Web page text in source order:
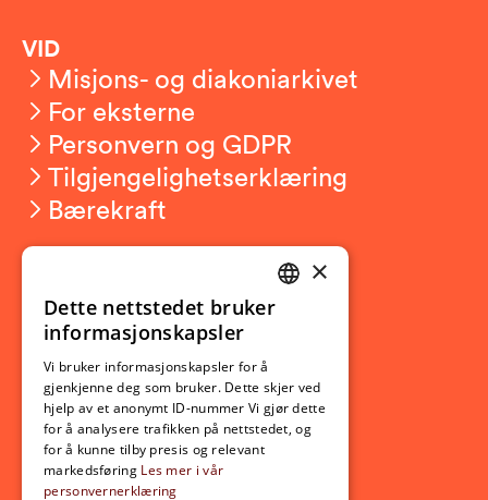
VID
Misjons- og diakoniarkivet
For eksterne
Personvern og GDPR
Tilgjengelighetserklæring
Bærekraft
Ny student
Utveksling
Opptak
Lov- og regelverk
Aktuelt
NORWEGIAN
×
Dette nettstedet bruker
informasjonskapsler
Vi bruker informasjonskapsler for å
gjenkjenne deg som bruker. Dette skjer ved
hjelp av et anonymt ID-nummer Vi gjør dette
for å analysere trafikken på nettstedet, og
for å kunne tilby presis og relevant
markedsføring Les mer i vår
personvernerklæring